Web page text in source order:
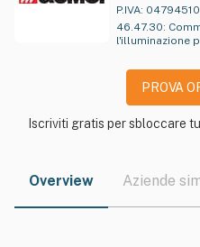
P.IVA:
46.47.30:
l'illuminazione
PROVA
Iscriviti gratis per sbloccare
Overview Aziende